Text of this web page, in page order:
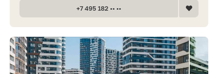
+7 495 182 •• ••